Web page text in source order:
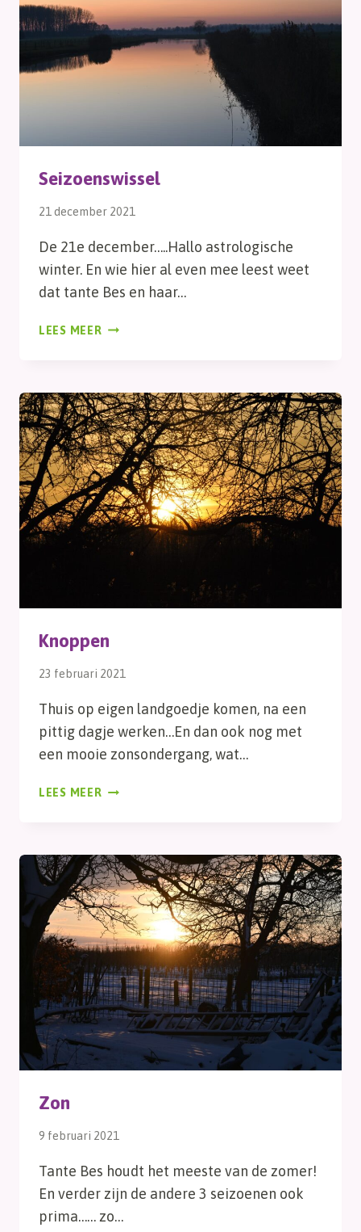
Seizoenswissel
21 december 2021
De 21e december…..Hallo astrologische
winter. En wie hier al even mee leest weet
dat tante Bes en haar…
LEES MEER SEIZOENSWISSEL
Knoppen
23 februari 2021
Thuis op eigen landgoedje komen, na een
pittig dagje werken…En dan ook nog met
een mooie zonsondergang, wat…
LEES MEER KNOPPEN
Zon
9 februari 2021
Tante Bes houdt het meeste van de zomer!
En verder zijn de andere 3 seizoenen ook
prima…… zo…